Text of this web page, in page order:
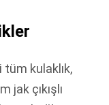
kulaklık,
jak çıkışlı